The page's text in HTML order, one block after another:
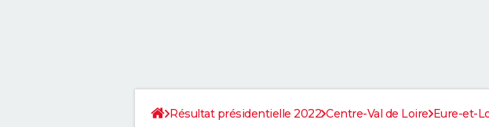
Résultat présidentielle 2022 Centre-Val de Loire Eure-et-